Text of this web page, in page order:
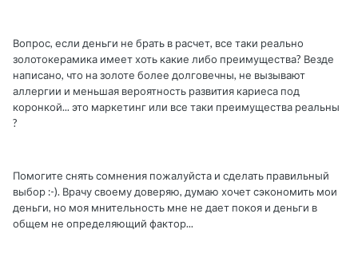
Вопрос, если деньги не брать в расчет, все таки реально
золотокерамика имеет хоть какие либо преимущества? Везде
написано, что на золоте более долговечны, не вызывают
аллергии и меньшая вероятность развития кариеса под
коронкой... это маркетинг или все таки преимущества реальны
?
Помогите снять сомнения пожалуйста и сделать правильный
выбор :-). Врачу своему доверяю, думаю хочет сэкономить мои
деньги, но моя мнительность мне не дает покоя и деньги в
общем не определяющий фактор...